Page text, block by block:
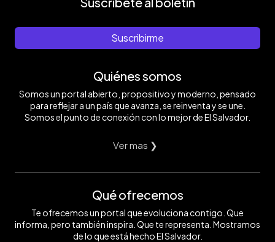
Suscribirme
Quiénes somos
Somos un portal abierto, propositivo y moderno, pensado
para reflejar a un país que avanza, se reinventa y se une.
Somos el punto de conexión con lo mejor de El Salvador.
Ver mas ❯
Qué ofrecemos
Te ofrecemos un portal que evoluciona contigo. Que
informa, pero también inspira. Que te representa. Mostramos
de lo que está hecho El Salvador.